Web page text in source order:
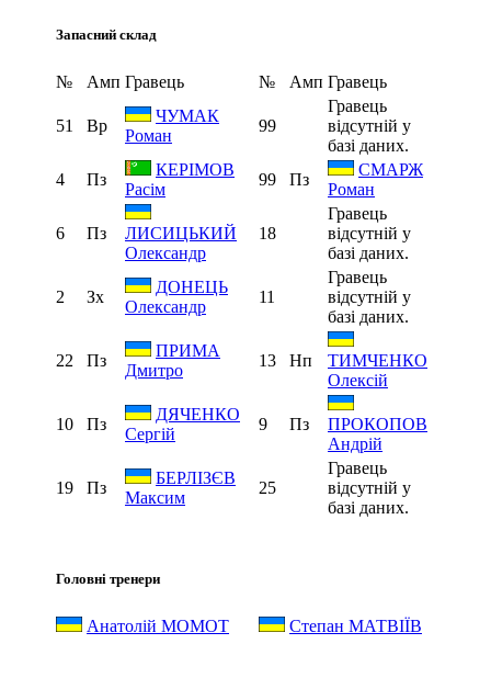
Запасний склад
№ Амп Гравець № Амп Гравець
51 Вр
ЧУМАК
Роман
99
Гравець
відсутній у
базі даних.
4
Пз
КЕРІМОВ
Расім
99 Пз
СМАРЖ
Роман
6 Пз
ЛИСИЦЬКИЙ
Олександр
18
Гравець
відсутній у
базі даних.
2 Зх
ДОНЕЦЬ
Олександр
11
Гравець
відсутній у
базі даних.
22 Пз
ПРИМА
Дмитро
13 Нп
ТИМЧЕНКО
Олексій
10 Пз
ДЯЧЕНКО
Сергій
9 Пз
ПРОКОПОВ
Андрій
19 Пз
БЕРЛІЗЄВ
Максим
25
Гравець
відсутній у
базі даних.
Головні тренери
Анатолій МОМОТ Степан МАТВІЇВ